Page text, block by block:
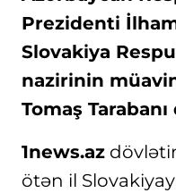
Prezidenti
Slovakiya
nazirinin
Tomaş
1news.az
ötən il